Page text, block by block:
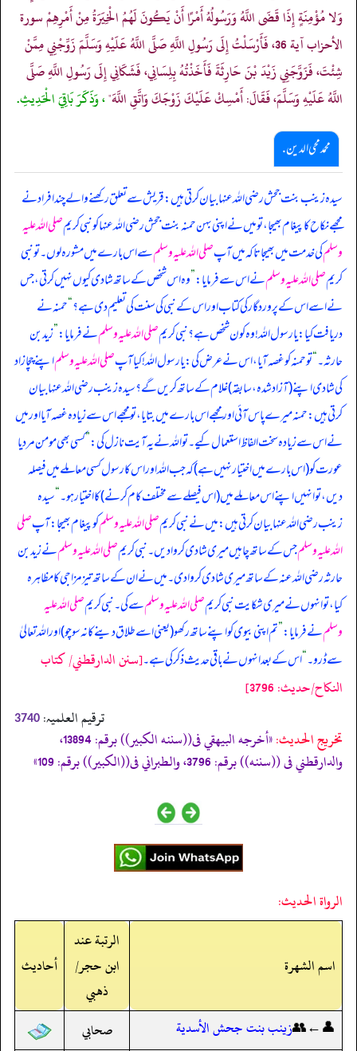
وَلا مُؤْمِنَةٍ إِذَا قَضَى اللَّهُ وَرَسُولُهُ أَمْرًا أَنْ يَكُونَ لَهُمُ الْخِيَرَةُ مِنْ أَمْرِهِمْ سورة
الأحزاب آية 36، فَأَرْسَلْتُ إِلَى رَسُولِ اللَّهِ صَلَّى اللَّهُ عَلَيْهِ وَسَلَّمَ زَوِّجْنِي مِمَّنْ
شِئْتَ، فَزَوَّجَنِي زَيْدَ بْنَ حَارِثَةَ فَأَخَذْتُهُ بِلِسَانِي، فَشَكَانِي إِلَى رَسُولِ اللَّهِ صَلَّى
اللَّهُ عَلَيْهِ وَسَلَّمَ، فَقَالَ: أَمْسِكْ عَلَيْكَ زَوْجَكَ وَاتَّقِ اللَّهَ"، وَذَكَرَ بَاقِيَ الْحَدِيثِ.
محمد محی الدین .
سیدہ زینب بنت جحش رضی اللہ عنہا بیان کرتی ہیں: قریش سے تعلق رکھنے والے چند افراد نے
مجھے نکاح کا پیغام بھیجا، تو میں نے اپنی بہن حمنہ بنت جحش رضی اللہ عنہا کو نبی کریمصلی اللہ علیہ
وسلمکی خدمت میں بھیجا تاکہ میں آپصلی اللہ علیہ وسلمسے اس بارے میں مشورہ لوں۔ تو نبی
کریمصلی اللہ علیہ وسلمنے اس سے فرمایا:”وہ اس شخص کے ساتھ شادی کیوں نہیں کرتی، جس
نے اسے اس کے پروردگار کی کتاب اور اس کے نبی کی سنت کی تعلیم دی ہے؟“حمنہ نے
دریافت کیا: یا رسول اللہ! وہ کون شخص ہے؟ نبی کریمصلی اللہ علیہ وسلمنے فرمایا:”زید بن
حارثہ۔“تو حمنہ کو غصہ آیا، اس نے عرض کی: یا رسول اللہ! کیا آپصلی اللہ علیہ وسلماپنے چچا زاد
کی شادی اپنے (آزاد شدہ، سابقہ) غلام کے ساتھ کریں گے؟ سیدہ زینب رضی اللہ عنہا بیان
کرتی ہیں: حمنہ میرے پاس آئی اور مجھے اس بارے میں بتایا، تو مجھے اس سے زیادہ غصہ آیا اور میں
نے اس سے زیادہ سخت الفاظ استعمال کیے۔ تو اللہ نے یہ آیت نازل کی:”کسی بھی مومن مرد یا
عورت کو (اس بارے میں اختیار نہیں ہے) کہ جب اللہ اور اس کا رسول کسی معاملے میں فیصلہ
دیں، تو انہیں اپنے اس معاملے میں (اس فیصلے سے مختلف کام کرنے) کا اختیار ہو۔“سیدہ
زینب رضی اللہ عنہا بیان کرتی ہیں: میں نے نبی کریمصلی اللہ علیہ وسلمکو پیغام بھیجا: آپصلی
اللہ علیہ وسلمجس کے ساتھ چاہیں میری شادی کروا دیں۔ نبی کریمصلی اللہ علیہ وسلمنے زید بن
حارثہ رضی اللہ عنہ کے ساتھ میری شادی کروا دی۔ میں نے ان کے ساتھ تیز مزاجی کا مظاہرہ
کیا، تو انہوں نے میری شکایت نبی کریمصلی اللہ علیہ وسلمسے کی۔ نبی کریمصلی اللہ علیہ
وسلمنے فرمایا:”تم اپنی بیوی کو اپنے ساتھ رکھو (یعنی اسے طلاق دینے کا نہ سوچو) اور اللہ تعالیٰ
سے ڈرو۔“اس کے بعد انہوں نے باقی حدیث ذکر کی ہے۔[سنن الدارقطني/ كتاب
النكاح/حدیث: 3796]
ترقیم العلمیہ: 3740
تخریج الحدیث:
«أخرجه البيهقي فى((سننه الكبير)) برقم: 13894،
والدارقطني فى ((سننه)) برقم: 3796، والطبراني فى((الكبير)) برقم: 109»
الرواة الحديث:
اسم الشهرة
الرتبة عند
ابن حجر/
ذهبي
أحاديث
👤←👥زينب بنت جحش الأسدية
صحابي